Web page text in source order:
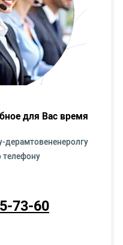
для Вас время
дерамтовененеролгу
телефону
73-60